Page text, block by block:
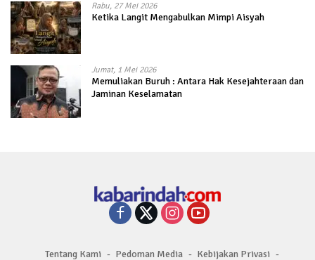
Rabu, 27 Mei 2026
Ketika Langit Mengabulkan Mimpi Aisyah
Jumat, 1 Mei 2026
Memuliakan Buruh : Antara Hak Kesejahteraan dan
Jaminan Keselamatan
Tentang Kami Pedoman Media Kebijakan Privasi